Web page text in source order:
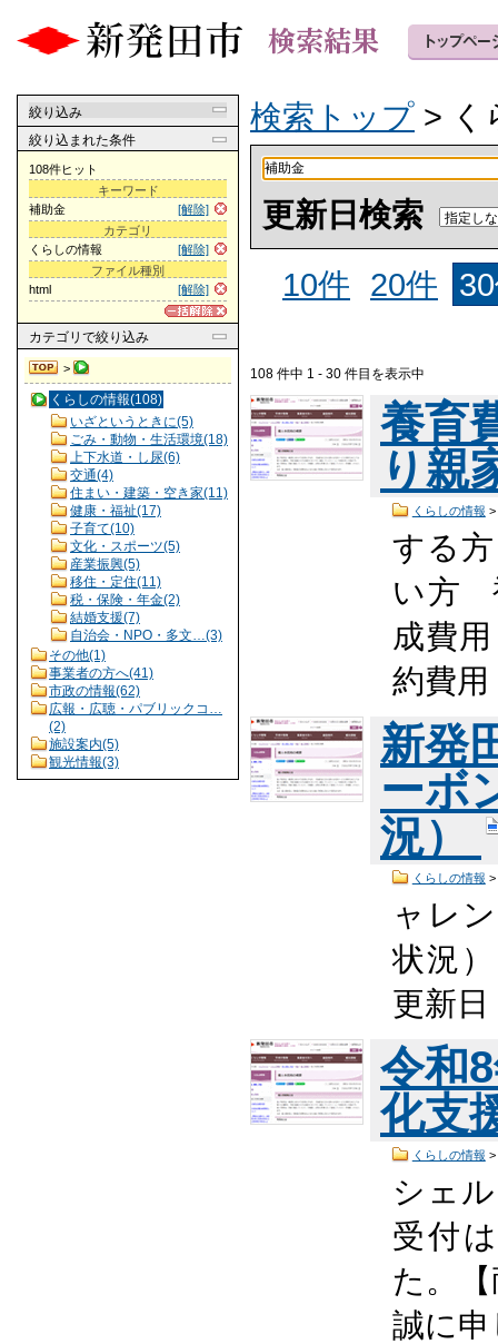
絞り込み
絞り込まれた条件
108件ヒット
キーワード
[解除]
補助金
カテゴリ
[解除]
くらしの情報
ファイル種別
[解除]
html
カテゴリ で絞り込み
>
くらしの情報(108)
いざというときに(5)
ごみ・動物・生活環境(18)
上下水道・し尿(6)
交通(4)
住まい・建築・空き家(11)
健康・福祉(17)
子育て(10)
文化・スポーツ(5)
産業振興(5)
移住・定住(11)
税・保険・年金(2)
結婚支援(7)
自治会・NPO・多文…(3)
その他(1)
事業者の方へ(41)
市政の情報(62)
広報・広聴・パブリックコ…
(2)
施設案内(5)
観光情報(3)
検索トップ > く
更新日検索
10件
20件
108 件中 1 - 30 件目を表示中
養育
り親
くらしの情報 >
する
い方
成費
約費
新発
ーボ
況）
くらしの情報 >
ャレ
状況
更新
令和
化支
くらしの情報 >
シェ
受付
た。
誠に